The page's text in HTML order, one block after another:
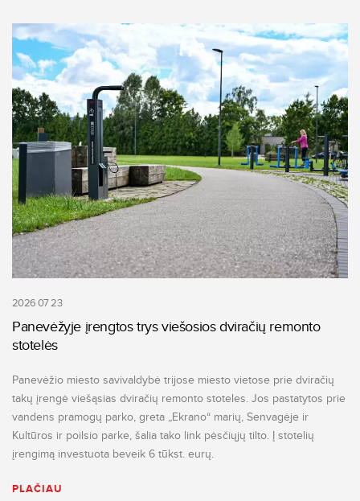
2026 07 23
Panevėžyje įrengtos trys viešosios dviračių remonto
stotelės
Panevėžio miesto savivaldybė trijose miesto vietose prie dviračių
takų įrengė viešąsias dviračių remonto stoteles. Jos pastatytos prie
vandens pramogų parko, greta „Ekrano“ marių, Senvagėje ir
Kultūros ir poilsio parke, šalia tako link pėsčiųjų tilto. Į stotelių
įrengimą investuota beveik 6 tūkst. eurų.
PLAČIAU